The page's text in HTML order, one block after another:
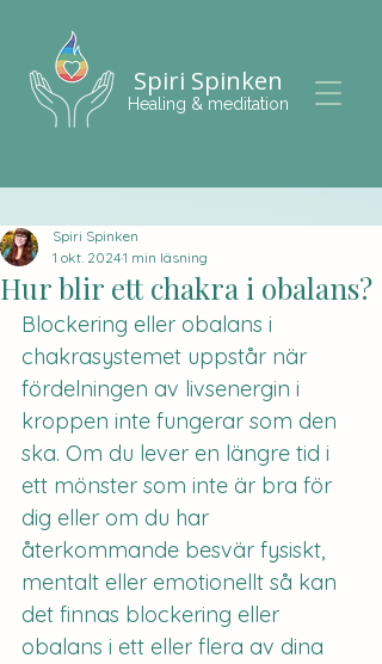
Spiri Spinken
Healing & meditation
Hur blir ett chakra i obalans?
Spiri Spinken
1 okt. 20241 min läsning
Blockering eller obalans i
chakrasystemet uppstår när
fördelningen av livsenergin i
kroppen inte fungerar som den
ska. Om du lever en längre tid i
ett mönster som inte är bra för
dig eller om du har
återkommande besvär fysiskt,
mentalt eller emotionellt så kan
det finnas blockering eller
obalans i ett eller flera av dina